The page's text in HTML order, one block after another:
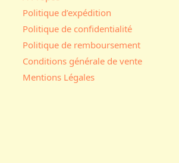
Politique d’expédition
Politique de confidentialité
Politique de remboursement
Conditions générale de vente
Mentions Légales